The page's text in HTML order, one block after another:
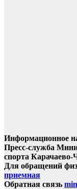
Информационное
Пресс-служба
спорта Карачаево-
Для обращений
приемная
Обратная связь